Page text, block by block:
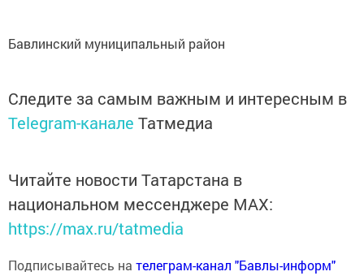
Бавлинский муниципальный район
Следите за самым важным и интересным в
Telegram-канале Татмедиа
Читайте новости Татарстана в
национальном мессенджере MАХ:
https://max.ru/tatmedia
Подписывайтесь на телеграм-канал "Бавлы-информ"